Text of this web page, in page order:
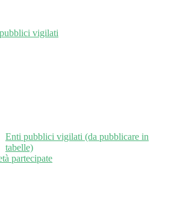
vigilati
Enti pubblici vigilati (da pubblicare in
tabelle)
partecipate